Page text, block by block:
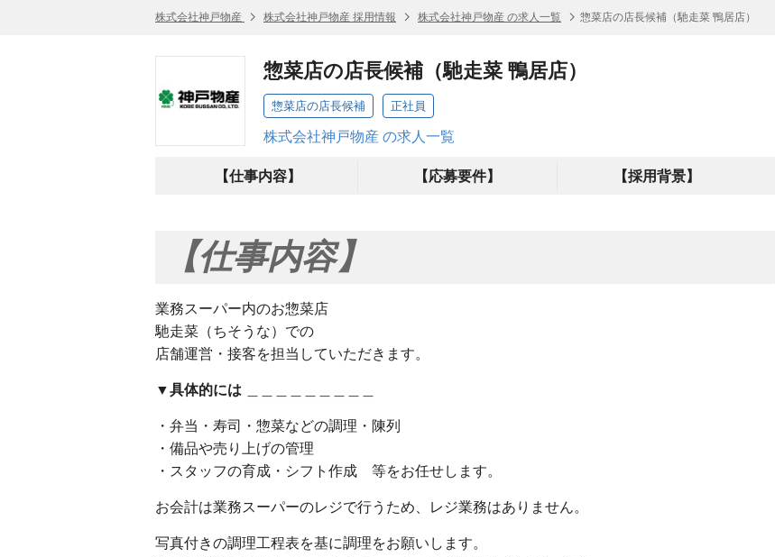
株式会社神戸物産 株式会社神戸物産 採用情報 株式会社神戸物産 の求人一覧 惣菜店の店長候補（馳走菜 鴨居店）
惣菜店の店長候補（馳走菜 鴨居店）
惣菜店の店長候補 正社員
株式会社神戸物産 の求人一覧
【仕事内容】 【応募要件】 【採用背景】
【仕事内容】
業務スーパー内のお惣菜店
馳走菜（ちそうな）での
店舗運営・接客を担当していただきます。
▼具体的には
・弁当・寿司・惣菜などの調理・陳列
・備品や売り上げの管理
・スタッフの育成・シフト作成 等をお任せします。
お会計は業務スーパーのレジで行うため、レジ業務はありません。
写真付きの調理工程表を基に調理をお願いします。